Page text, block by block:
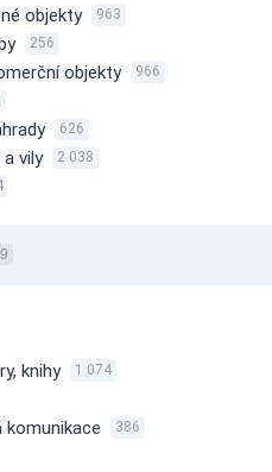
objekty 963
256
objekty 966
626
vily 2 038
knihy 1 074
komunikace 386